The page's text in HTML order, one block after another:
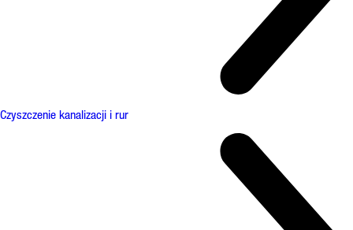
Czyszczenie kanalizacji i rur